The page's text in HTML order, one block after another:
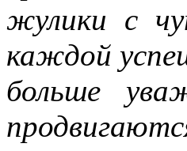
жулики с
каждой
больше